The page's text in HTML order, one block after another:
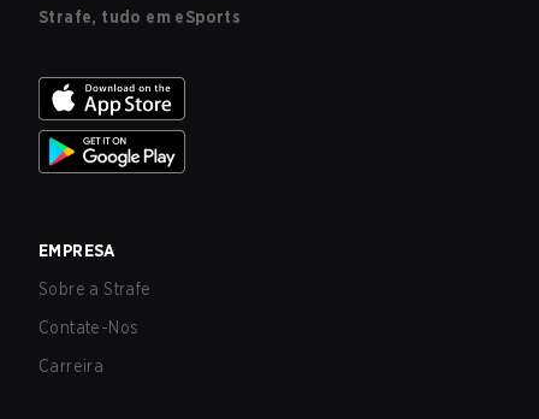
Strafe, tudo em eSports
EMPRESA
Sobre a Strafe
Contate-Nos
Carreira